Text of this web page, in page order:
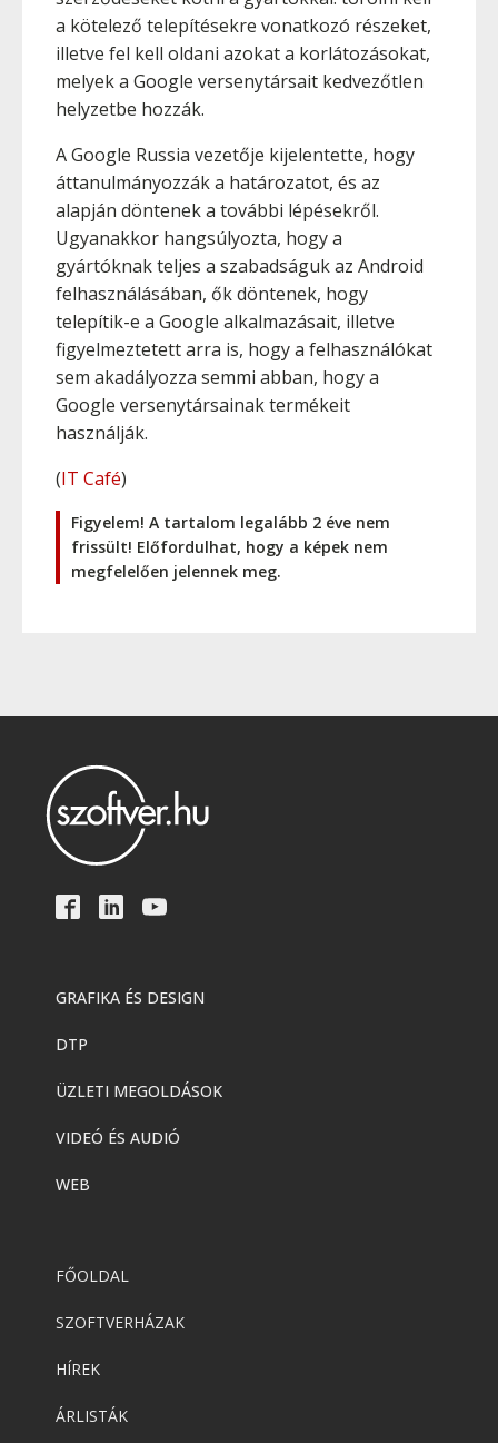
a kötelező telepítésekre vonatkozó részeket,
illetve fel kell oldani azokat a korlátozásokat,
melyek a Google versenytársait kedvezőtlen
helyzetbe hozzák.
A Google Russia vezetője kijelentette, hogy
áttanulmányozzák a határozatot, és az
alapján döntenek a további lépésekről.
Ugyanakkor hangsúlyozta, hogy a
gyártóknak teljes a szabadságuk az Android
felhasználásában, ők döntenek, hogy
telepítik-e a Google alkalmazásait, illetve
figyelmeztetett arra is, hogy a felhasználókat
sem akadályozza semmi abban, hogy a
Google versenytársainak termékeit
használják.
(IT Café)
Figyelem! A tartalom legalább 2 éve nem
frissült! Előfordulhat, hogy a képek nem
megfelelően jelennek meg.
GRAFIKA ÉS DESIGN
DTP
ÜZLETI MEGOLDÁSOK
VIDEÓ ÉS AUDIÓ
WEB
FŐOLDAL
SZOFTVERHÁZAK
HÍREK
ÁRLISTÁK